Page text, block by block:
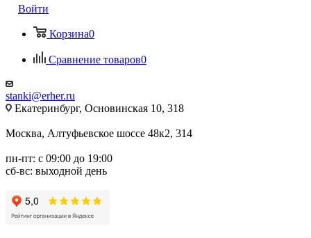
Войти
Корзина0
Сравнение товаров0
stanki@erher.ru
Екатеринбург, Основинская 10, 318
Москва, Алтуфьевское шоссе 48к2, 314
пн-пт: с 09:00 до 19:00
сб-вс: выходной день